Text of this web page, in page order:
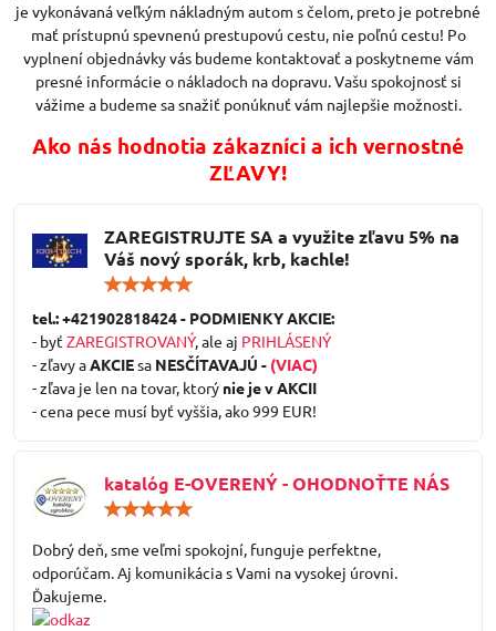
je vykonávaná veľkým nákladným autom s čelom, preto je potrebné
mať prístupnú spevnenú prestupovú cestu, nie poľnú cestu! Po
vyplnení objednávky vás budeme kontaktovať a poskytneme vám
presné informácie o nákladoch na dopravu. Vašu spokojnosť si
vážime a budeme sa snažiť ponúknuť vám najlepšie možnosti.
Ako nás hodnotia zákazníci a ich vernostné
ZĽAVY!
ZAREGISTRUJTE SA a využite zľavu 5% na
Váš nový sporák, krb, kachle!
/
5
tel.: +421902818424 - PODMIENKY AKCIE:
- byť ZAREGISTROVANÝ, ale aj PRIHLÁSENÝ
- zľavy aAKCIEsa NESČÍTAVAJÚ - (VIAC)
- zľava je len na tovar, ktorý nie je v AKCII
- cena pece musí byť vyššia, ako 999 EUR!
katalóg E-OVERENÝ - OHODNOŤTE NÁS
5
Dobrý deň, sme veľmi spokojní, funguje perfektne,
odporúčam. Aj komunikácia s Vami na vysokej úrovni.
Ďakujeme.